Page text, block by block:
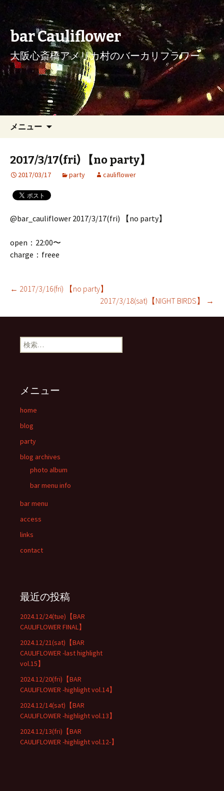
bar Cauliflower
大阪心斎橋アメリカ村のバーカリフラワー
メニュー
2017/3/17(fri) 【no party】
2017/03/17 party cauliflower
@bar_cauliflower 2017/3/17(fri) 【no party】
open：22:00〜
charge：freee
投稿ナビゲーション
← 2017/3/16(fri) 【no party】
2017/3/18(sat)【NIGHT BIRDS】
→
検索:
メニュー
home
blog
party
blog archives
photo album
bar menu info
bar menu
access
links
contact
最近の投稿
2024.12/24(tue)【BAR
CAULIFLOWER FINAL】
2024.12/21(sat)【BAR
CAULIFLOWER -last highlight
vol.15】
2024.12/20(fri)【BAR
CAULIFLOWER -highlight vol.14】
2024.12/14(sat)【BAR
CAULIFLOWER -highlight vol.13】
2024.12/13(fri)【BAR
CAULIFLOWER -highlight vol.12-】